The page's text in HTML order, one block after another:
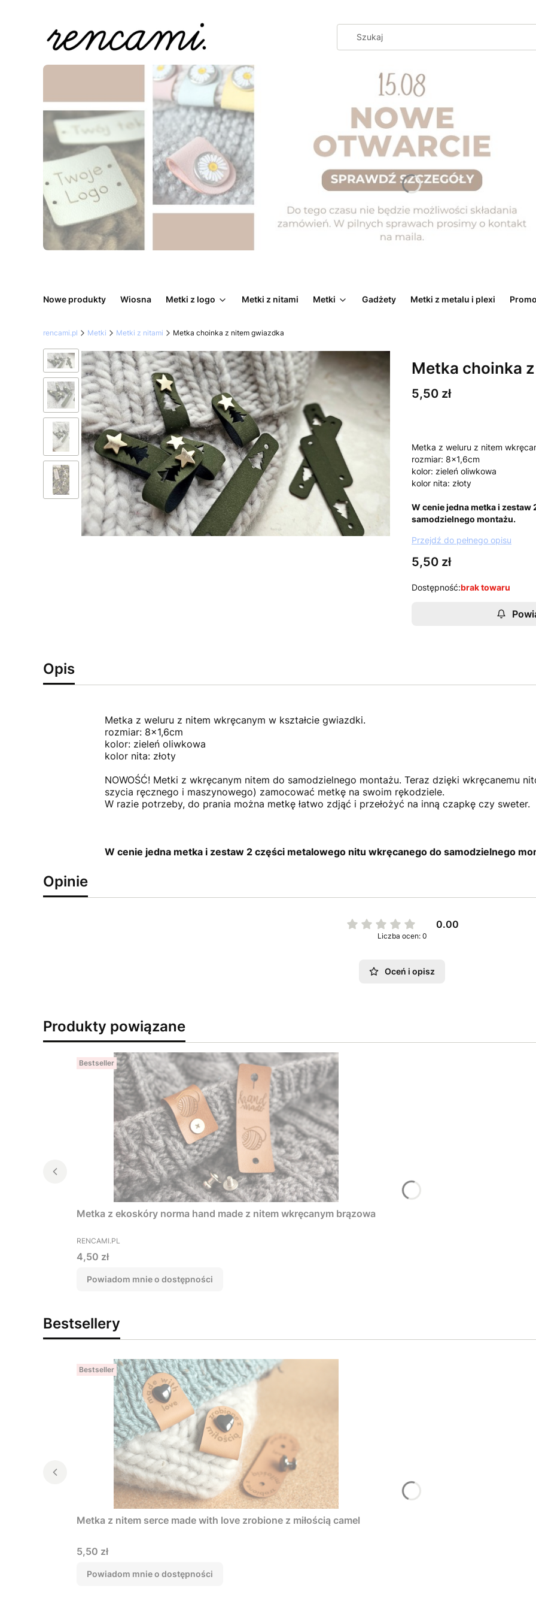
Nowe produkty Wiosna Metki z logo Metki z nitami Metki Gadżety Metki z metalu i plexi
rencami.pl Metki Metki z nitami Metka choinka z nitem gwiazdka
Metka choinka
Cena
5,50 zł
Metka z weluru z nitem
rozmiar: 8x1,6cm
kolor: zieleń oliwkowa
kolor nita: złoty
W cenie jedna metka i
samodzielnego montażu.
Przejdź do pełnego opisu
Cena
5,50 zł
Dostępność:brak towaru
Opis
Metka z weluru z nitem wkręcanym w kształcie gwiazdki.
rozmiar: 8x1,6cm
kolor: zieleń oliwkowa
kolor nita: złoty
NOWOŚĆ! Metki z wkręcanym nitem do samodzielnego montażu. Teraz dzięki wkręcanemu
szycia ręcznego i maszynowego) zamocować metkę na swoim rękodziele.
W razie potrzeby, do prania można metkę łatwo zdjąć i przełożyć na inną czapkę czy sweter.
W cenie jedna metka i zestaw 2 części metalowego nitu wkręcanego do samodzielnego
Opinie
0.00
Liczba ocen: 0
Oceń i opisz
Produkty powiązane
Bestseller
Metka z ekoskóry norma hand made z nitem wkręcanym brązowa
PRODUCENT
RENCAMI.PL
Cena
4,50 zł
Powiadom mnie o dostępności
Bestsellery
Bestseller
Metka z nitem serce made with love zrobione z miłością camel
Cena
5,50 zł
Powiadom mnie o dostępności